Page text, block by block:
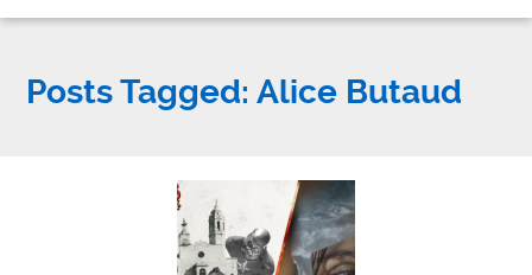
Posts Tagged: Alice Butaud